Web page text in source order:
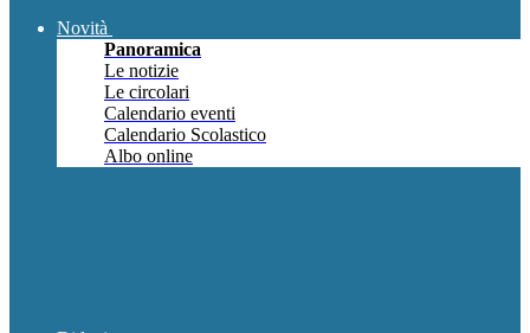
Novità
Panoramica
Le notizie
Le circolari
Calendario eventi
Calendario Scolastico
Albo online